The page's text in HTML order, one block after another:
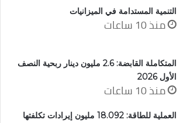
التنمية المستدامة في الميزانيات
منذ 10 ساعات
المتكاملة القابضة: 2.6 مليون دينار ربحية النصف
الأول 2026
منذ 10 ساعات
العملية للطاقة: 18.092 مليون إيرادات تكلفتها